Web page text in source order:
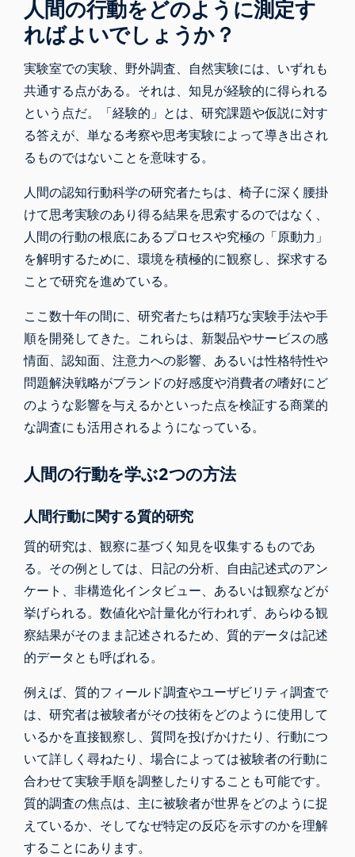
人間の行動をどのように測定す
ればよいでしょうか？
実験室での実験、野外調査、自然実験には、いずれも
共通する点がある。それは、知見が経験的に得られる
という点だ。「経験的」とは、研究課題や仮説に対す
る答えが、単なる考察や思考実験によって導き出され
るものではないことを意味する。
人間の認知行動科学の研究者たちは、椅子に深く腰掛
けて思考実験のあり得る結果を思索するのではなく、
人間の行動の根底にあるプロセスや究極の「原動力」
を解明するために、環境を積極的に観察し、探求する
ことで研究を進めている。
ここ数十年の間に、研究者たちは精巧な実験手法や手
順を開発してきた。これらは、新製品やサービスの感
情面、認知面、注意力への影響、あるいは性格特性や
問題解決戦略がブランドの好感度や消費者の嗜好にど
のような影響を与えるかといった点を検証する商業的
な調査にも活用されるようになっている。
人間の行動を学ぶ2つの方法
人間行動に関する質的研究
質的研究は、観察に基づく知見を収集するものであ
る。その例としては、日記の分析、自由記述式のアン
ケート、非構造化インタビュー、あるいは観察などが
挙げられる。数値化や計量化が行われず、あらゆる観
察結果がそのまま記述されるため、質的データは記述
的データとも呼ばれる。
例えば、質的フィールド調査やユーザビリティ調査で
は、研究者は被験者がその技術をどのように使用して
いるかを直接観察し、質問を投げかけたり、行動につ
いて詳しく尋ねたり、場合によっては被験者の行動に
合わせて実験手順を調整したりすることも可能です。
質的調査の焦点は、主に被験者が世界をどのように捉
えているか、そしてなぜ特定の反応を示すのかを理解
することにあります。